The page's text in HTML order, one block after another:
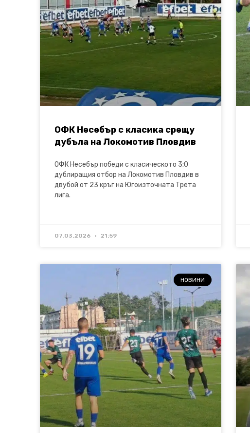
ОФК Несебър с класика срещу
дубъла на Локомотив Пловдив
ОФК Несебър победи с класическото 3:0
дублиращия отбор на Локомотив Пловдив в
двубой от 23 кръг на Югоизточната Трета
лига.
07.03.2026 21:59
НОВИНИ